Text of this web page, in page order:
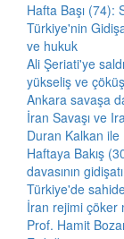
Hafta Başı (74):
Türkiye'nin
ve hukuk
Ali Şeriati'ye
yükseliş ve
Ankara savaşa
İran Savaşı ve
Duran Kalkan
Haftaya Bakış
davasının gidişatı
Türkiye'de
İran rejimi çöker
Prof. Hamit